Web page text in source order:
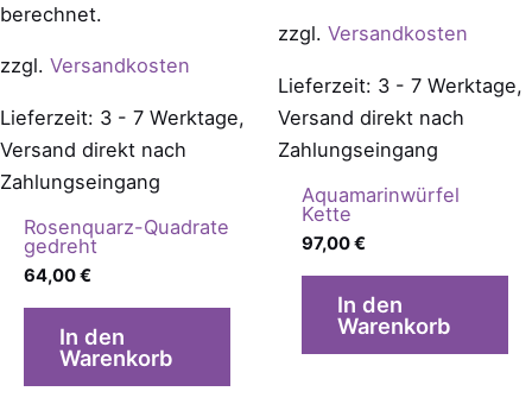
berechnet.
zzgl. Versandkosten
Lieferzeit: 3 - 7 Werktage,
Versand direkt nach
Zahlungseingang
Rosenquarz-Quadrate
gedreht
64,00€
In den
Warenkorb
zzgl. Versandkosten
Lieferzeit: 3 - 7 Werktage,
Versand direkt nach
Zahlungseingang
Aquamarinwürfel
Kette
97,00€
In den
Warenkorb